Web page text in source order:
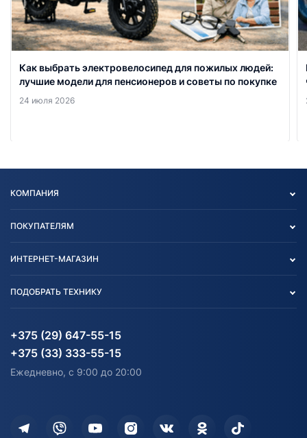
Как выбрать электровелосипед для пожилых людей:
лучшие модели для пенсионеров и советы по покупке
24 июля 2026
КОМПАНИЯ
Блог
Карта сайта
ПОКУПАТЕЛЯМ
Согласие на обработку
Информация до получения
согласия на обработку
персональных данных
Дополнительные услуги
ИНТЕРНЕТ-МАГАЗИН
Агротехника
Водный транспорт
Электротранспорт
Активный отдых и спорт
ПОДОБРАТЬ ТЕХНИКУ
Агротехника
Электротранспорт
Лодочные моторные
+375 (29) 647-55-15
+375 (33) 333-55-15
Ежедневно, с 9:00 до 20:00